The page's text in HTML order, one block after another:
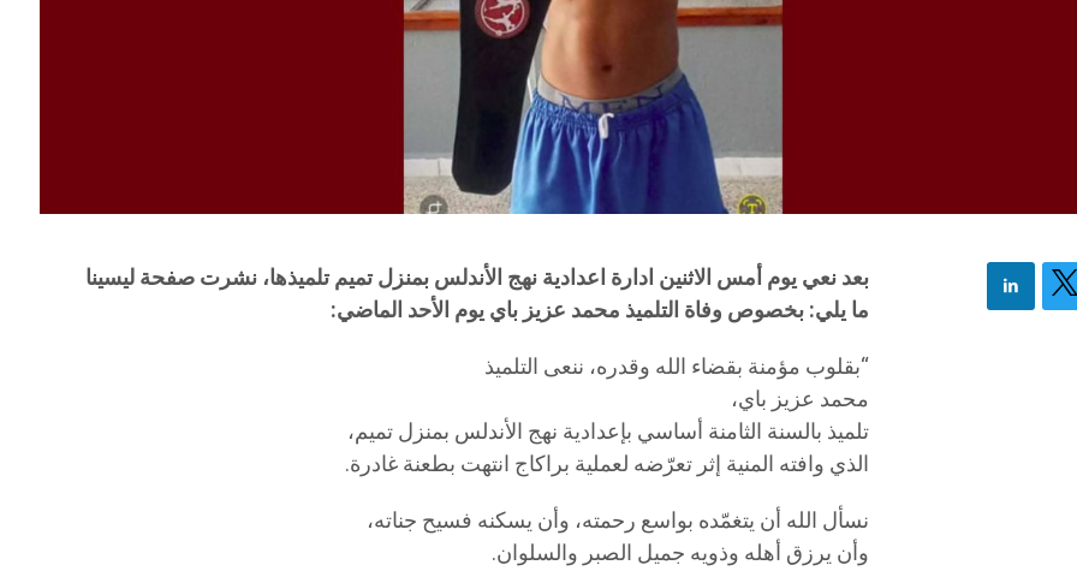
بعد نعي يوم أمس الاثنين ادارة اعدادية نهج الأندلس بمنزل تميم تلميذها، نشرت صفحة ليسينا
ما يلي: بخصوص وفاة التلميذ محمد عزيز باي يوم الأحد الماضي:
“بقلوب مؤمنة بقضاء الله وقدره، ننعى التلميذ
محمد عزيز باي،
تلميذ بالسنة الثامنة أساسي بإعدادية نهج الأندلس بمنزل تميم،
الذي وافته المنية إثر تعرّضه لعملية براكاج انتهت بطعنة غادرة.
نسأل الله أن يتغمّده بواسع رحمته، وأن يسكنه فسيح جناته،
وأن يرزق أهله وذويه جميل الصبر والسلوان.